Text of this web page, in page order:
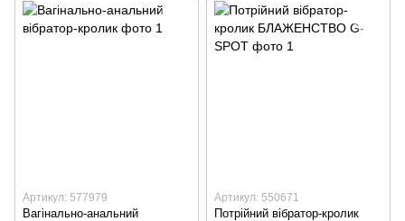
Артикул: 577979
Вагінально-анальний
Артикул: 550671
Потрійний вібратор-кролик